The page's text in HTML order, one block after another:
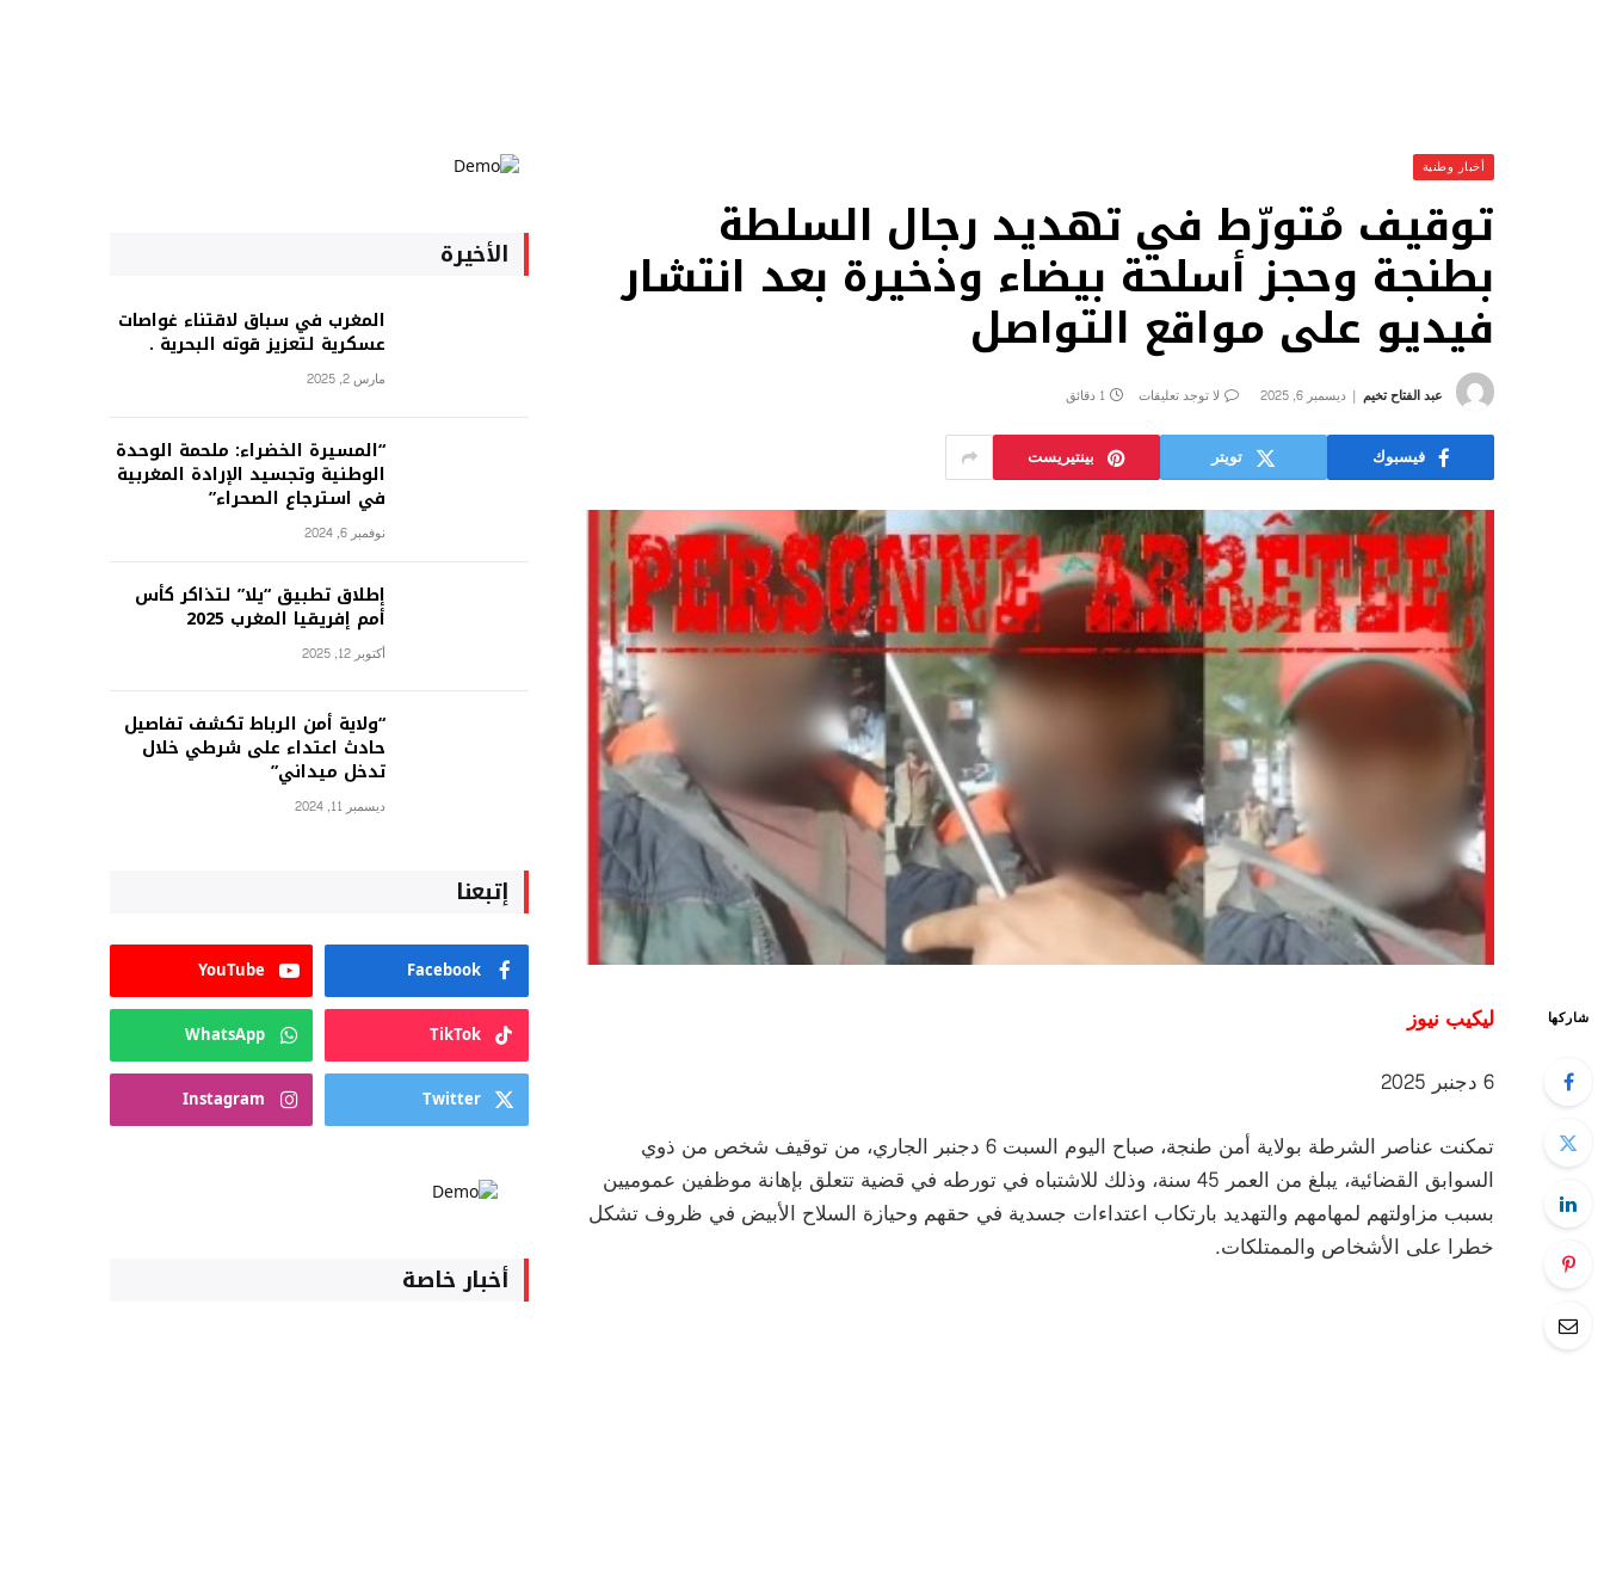
أخبار وطنية
توقيف مُتورّط في تهديد رجال السلطة
بطنجة وحجز أسلحة بيضاء وذخيرة بعد انتشار
فيديو على مواقع التواصل
عبد الفتاح تخيم ديسمبر 6, 2025 لا توجد تعليقات 1 دقائق
فيسبوك تويتر بينتيريست
شاركها
ليكيب نيوز
6 دجنبر 2025
تمكنت عناصر الشرطة بولاية أمن طنجة، صباح اليوم السبت 6 دجنبر الجاري، من توقيف شخص من ذوي
السوابق القضائية، يبلغ من العمر 45 سنة، وذلك للاشتباه في تورطه في قضية تتعلق بإهانة موظفين عموميين
بسبب مزاولتهم لمهامهم والتهديد بارتكاب اعتداءات جسدية في حقهم وحيازة السلاح الأبيض في ظروف تشكل
خطرا على الأشخاص والممتلكات.
الأخيرة
المغرب في سباق لاقتناء غواصات
عسكرية لتعزيز قوته البحرية .
مارس 2, 2025
“المسيرة الخضراء: ملحمة الوحدة
الوطنية وتجسيد الإرادة المغربية
في استرجاع الصحراء”
نوفمبر 6, 2024
إطلاق تطبيق “يلا” لتذاكر كأس
أمم إفريقيا المغرب 2025
أكتوبر 12, 2025
“ولاية أمن الرباط تكشف تفاصيل
حادث اعتداء على شرطي خلال
تدخل ميداني”
ديسمبر 11, 2024
إتبعنا
Facebook
YouTube
TikTok
WhatsApp
Twitter
Instagram
أخبار خاصة